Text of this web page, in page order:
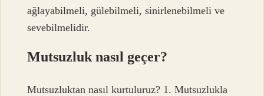
ağlayabilmeli, gülebilmeli, sinirlenebilmeli ve
sevebilmelidir.
Mutsuzluk nasıl geçer?
Mutsuzluktan nasıl kurtuluruz? 1. Mutsuzlukla